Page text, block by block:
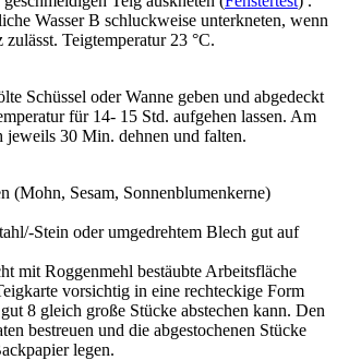
Wasser B schluckweise unterkneten, wenn
zulässt. Teigtemperatur 23 °C.
Schüssel oder Wanne geben und abgedeckt
für 14- 15 Std. aufgehen lassen. Am
jeweils 30 Min. dehnen und falten.
(Mohn, Sesam, Sonnenblumenkerne)
Stein oder umgedrehtem Blech gut auf
mit Roggenmehl bestäubte Arbeitsfläche
vorsichtig in eine rechteckige Form
8 gleich große Stücke abstechen kann. Den
bestreuen und die abgestochenen Stücke
legen.